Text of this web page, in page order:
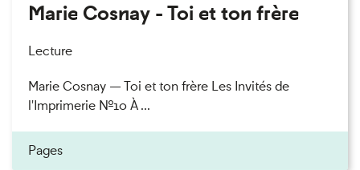
Marie Cosnay - Toi et ton frère
Lecture
Marie Cosnay — Toi et ton frère Les Invités de
l'Imprimerie n°10 À ...
Pages